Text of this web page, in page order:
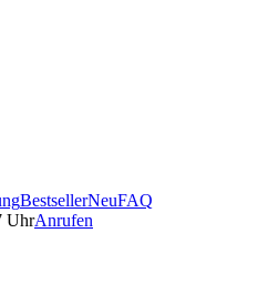
BestsellerNeuFAQ
UhrAnrufen